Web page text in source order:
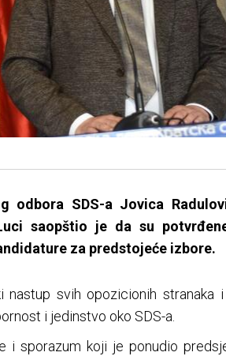
odbora SDS-a Jovica
saopštio je da su
za predstojeće izbore.
nastup svih opozicionih stranaka
i jedinstvo oko SDS-a.
i sporazum koji je ponudio